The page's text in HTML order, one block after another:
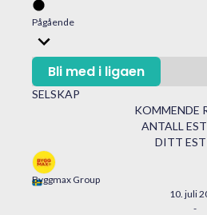
Pågående
Bli med i ligaen
SELSKAP
KOMMENDE
ANTALL
DITT
Byggmax Group
10. juli
-